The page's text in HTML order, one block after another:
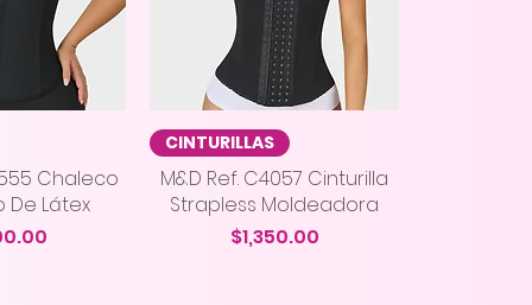
Chaleco
De Látex
Vista rápida
CINTURILLAS
M&D Ref. C4057 Cinturilla
Strapless Moldeadora
Precio
$1,350.00